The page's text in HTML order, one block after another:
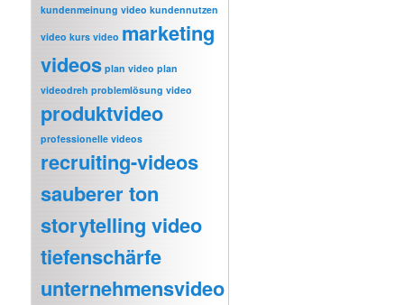
kundenmeinung video kundennutzen
video kurs video marketing
videos plan video plan
videodreh problemlösung video
produktvideo
professionelle videos
recruiting-videos
sauberer ton
storytelling video
tiefenschärfe
unternehmensvideo